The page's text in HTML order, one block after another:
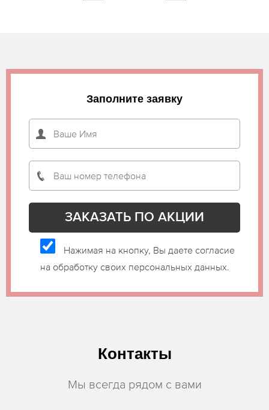
Заполните заявку
Нажимая на кнопку, Вы даете согласие
на обработку своих персональных данных.
Контакты
Мы всегда рядом с вами